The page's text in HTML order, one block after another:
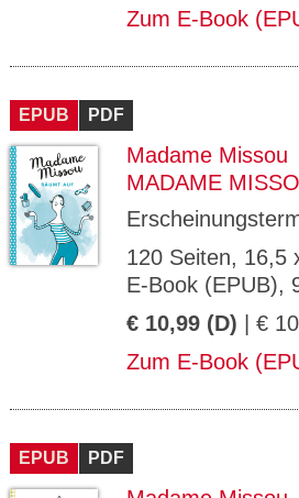
Zum E-Book
EPUB PDF
Madame Missou
MADAME
120 Seiten, 16,5
E-Book (EPUB),
€ 10,99 (D) | €
Zum E-Book
EPUB PDF